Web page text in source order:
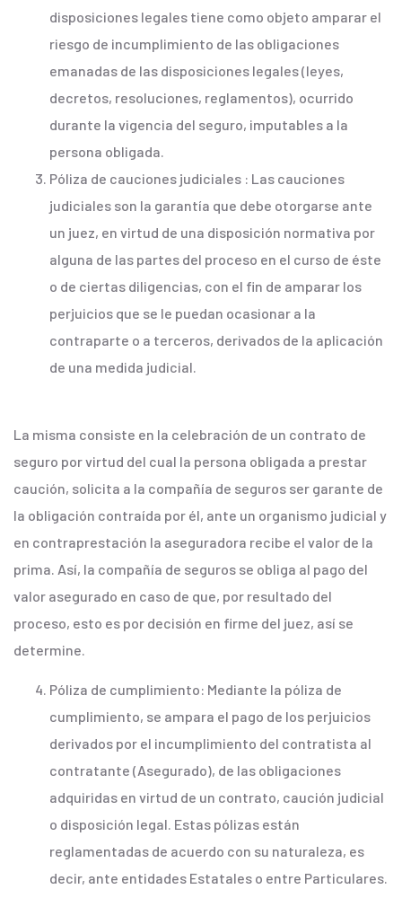
disposiciones legales tiene como objeto amparar el
riesgo de incumplimiento de las obligaciones
emanadas de las disposiciones legales (leyes,
decretos, resoluciones, reglamentos), ocurrido
durante la vigencia del seguro, imputables a la
persona obligada.
Póliza de cauciones judiciales : Las cauciones
judiciales son la garantía que debe otorgarse ante
un juez, en virtud de una disposición normativa por
alguna de las partes del proceso en el curso de éste
o de ciertas diligencias, con el fin de amparar los
perjuicios que se le puedan ocasionar a la
contraparte o a terceros, derivados de la aplicación
de una medida judicial.
La misma consiste en la celebración de un contrato de
seguro por virtud del cual la persona obligada a prestar
caución, solicita a la compañía de seguros ser garante de
la obligación contraída por él, ante un organismo judicial y
en contraprestación la aseguradora recibe el valor de la
prima. Así, la compañía de seguros se obliga al pago del
valor asegurado en caso de que, por resultado del
proceso, esto es por decisión en firme del juez, así se
determine.
Póliza de cumplimiento: Mediante la póliza de
cumplimiento, se ampara el pago de los perjuicios
derivados por el incumplimiento del contratista al
contratante (Asegurado), de las obligaciones
adquiridas en virtud de un contrato, caución judicial
o disposición legal. Estas pólizas están
reglamentadas de acuerdo con su naturaleza, es
decir, ante entidades Estatales o entre Particulares.